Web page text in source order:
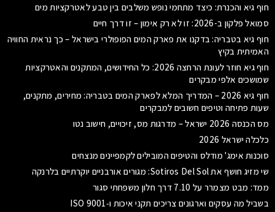
חוף גיא והכנרת: כיצד מתחמי נופש משלבים בין טבע לאטרקציות מים
סמואל פלקון ב-2026: זו לא רק אימון – זו דרך חיים
חוף גיא בטבריה: בדקנו את פארק המים הפופולרי בישראל – כך נראית החוויה
האמיתית בקיץ
חוף גיא חוזר לעונת הרחצה 2026: כל החידושים, המתקנים והאטרקציות
שמושכים אלפי מבקרים
חוף גיא 2026 – המדריך המלא לפארק המים בטבריה: מחירים, מתקנים,
שעות פתיחה וטיפים חשובים למבקרים
מס הכנסה 2026 ישראל – מדרגות מס, זיכויים, חישוב נטו
כלכלה ישראל 2026
סוכנות אימג' מודלס והטיפים המובילים לקמפיינים מנצחים
שי מזיג חושף את Sotiros Del Sol: מגורים אורבניים יוקרתיים בלרנקה
ממד: מבט מצמרר על 7.10 דרך חלון משפחתי סגור
בשביל מה עסקים וארגונים צריכים תקני איכות ו‑ISO 9001